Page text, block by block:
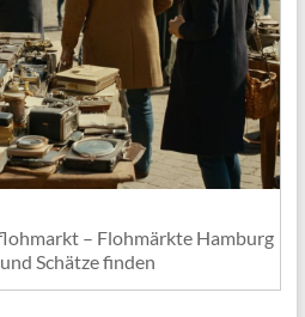
– Flohmärkte Hamburg
Schätze finden